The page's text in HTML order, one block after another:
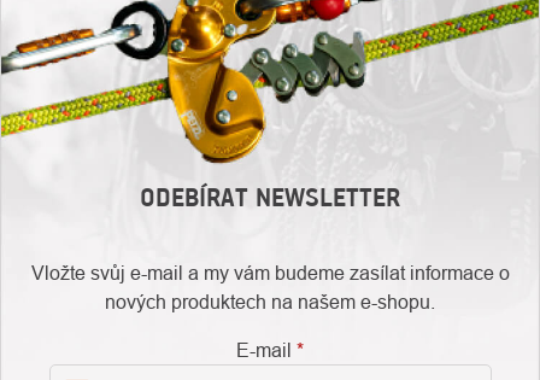
ODEBÍRAT NEWSLETTER
Vložte svůj e-mail a my vám budeme zasílat informace o
nových produktech na našem e-shopu.
E-mail